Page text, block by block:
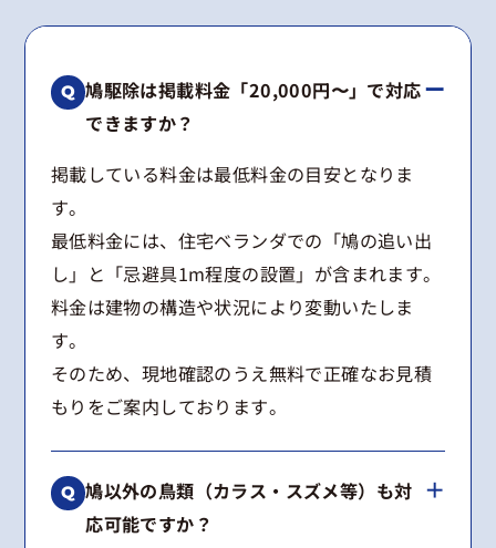
鳩駆除は掲載料金「20,000円〜」で対応
できますか？
掲載している料金は最低料金の目安となりま
す。
最低料金には、住宅ベランダでの「鳩の追い出
し」と「忌避具1m程度の設置」が含まれます。
料金は建物の構造や状況により変動いたしま
す。
そのため、現地確認のうえ無料で正確なお見積
もりをご案内しております。
鳩以外の鳥類（カラス・スズメ等）も対
応可能ですか？